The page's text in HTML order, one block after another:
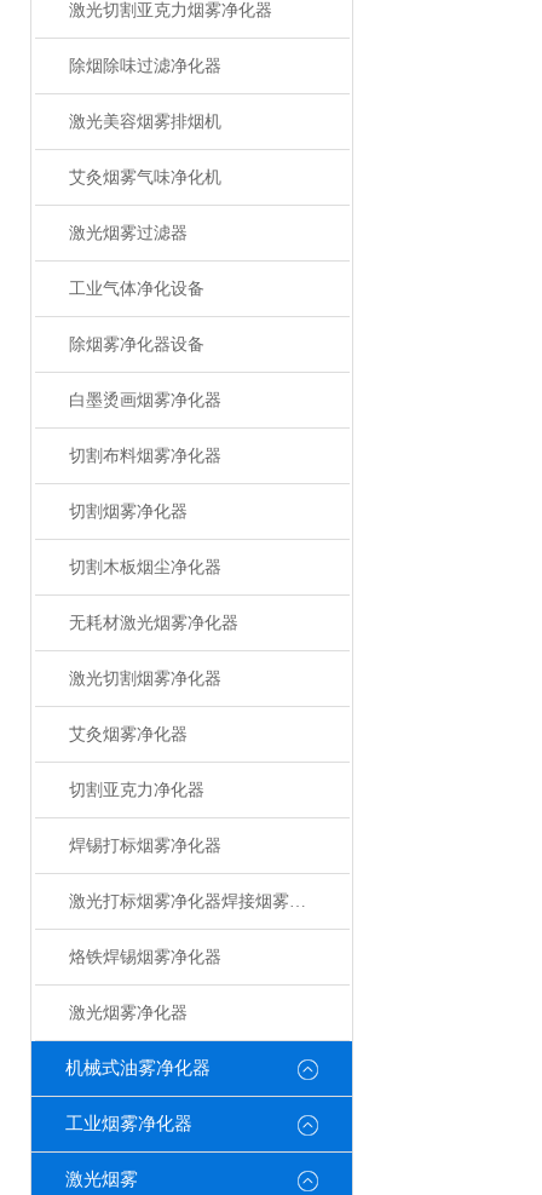
激光切割亚克力烟雾净化器
除烟除味过滤净化器
激光美容烟雾排烟机
艾灸烟雾气味净化机
激光烟雾过滤器
工业气体净化设备
除烟雾净化器设备
白墨烫画烟雾净化器
切割布料烟雾净化器
切割烟雾净化器
切割木板烟尘净化器
无耗材激光烟雾净化器
激光切割烟雾净化器
艾灸烟雾净化器
切割亚克力净化器
焊锡打标烟雾净化器
激光打标烟雾净化器焊接烟雾净化器
烙铁焊锡烟雾净化器
激光烟雾净化器
机械式油雾净化器
工业烟雾净化器
激光烟雾